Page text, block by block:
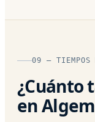
09 — TIEMPOS
¿Cuánto
en